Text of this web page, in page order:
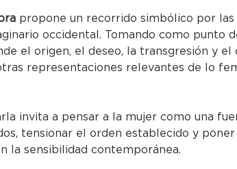
propone un recorrido simbólico por las
occidental. Tomando como punto
el origen, el deseo, la transgresión y el
representaciones relevantes de lo
invita a pensar a la mujer como una
tensionar el orden establecido y
la sensibilidad contemporánea.